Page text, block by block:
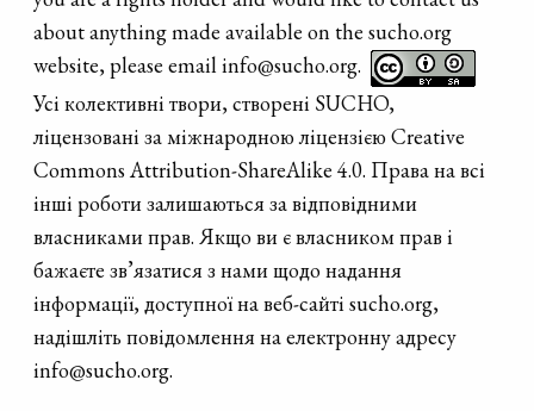
about anything made available on the sucho.org
website, please email info@sucho.org.
Усі колективні твори, створені SUCHO,
ліцензовані за міжнародною ліцензією Creative
Commons Attribution-ShareAlike 4.0. Права на всі
інші роботи залишаються за відповідними
власниками прав. Якщо ви є власником прав і
бажаєте зв’язатися з нами щодо надання
інформації, доступної на веб-сайті sucho.org,
надішліть повідомлення на електронну адресу
info@sucho.org.